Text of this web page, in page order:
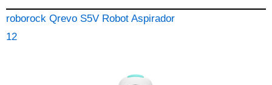
roborock Qrevo S5V Robot Aspirador
12